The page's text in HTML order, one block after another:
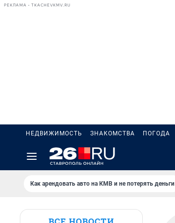
РЕКЛАМА • TKACHEVKMV.RU
НЕДВИЖИМОСТЬ ЗНАКОМСТВА ПОГОДА
Как арендовать авто на КМВ и не потерять деньги